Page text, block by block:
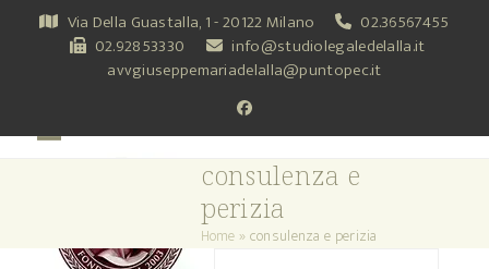
Via Della Guastalla, 1 - 20122 Milano
02.36567455
02.92853330
info@studiolegaledelalla.it
avvgiuseppemariadelalla@puntopec.it
Facebook
consulenza e
perizia
Home »consulenza e perizia